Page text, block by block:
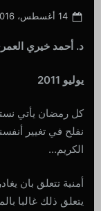
Posted
14 أغسطس، 2016
د. أحمد خيري
يوليو 2011
كل رمضان يأتي
نفلح في تغيير
الكريم…
أمنية تتعلق بان
يتعلق ذلك غالبا